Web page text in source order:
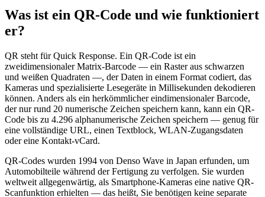
Was ist ein QR-Code und wie funktioniert
er?
QR steht für Quick Response. Ein QR-Code ist ein
zweidimensionaler Matrix-Barcode — ein Raster aus schwarzen
und weißen Quadraten —, der Daten in einem Format codiert, das
Kameras und spezialisierte Lesegeräte in Millisekunden dekodieren
können. Anders als ein herkömmlicher eindimensionaler Barcode,
der nur rund 20 numerische Zeichen speichern kann, kann ein QR-
Code bis zu 4.296 alphanumerische Zeichen speichern — genug für
eine vollständige URL, einen Textblock, WLAN-Zugangsdaten
oder eine Kontakt-vCard.
QR-Codes wurden 1994 von Denso Wave in Japan erfunden, um
Automobilteile während der Fertigung zu verfolgen. Sie wurden
weltweit allgegenwärtig, als Smartphone-Kameras eine native QR-
Scanfunktion erhielten — das heißt, Sie benötigen keine separate